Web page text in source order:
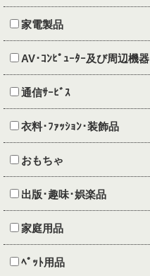
家電製品
AV･ｺﾝﾋﾟｭｰﾀｰ及び周辺機器
通信ｻｰﾋﾞｽ
衣料･ﾌｧｯｼｮﾝ･装飾品
おもちゃ
出版･趣味･娯楽品
家庭用品
ﾍﾟｯﾄ用品